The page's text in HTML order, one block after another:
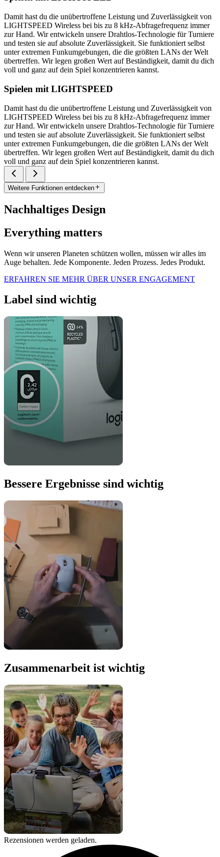
Damit hast du die unübertroffene Leistung und Zuverlässigkeit von
LIGHTSPEED Wireless bei bis zu 8 kHz-Abfragefrequenz immer
zur Hand. Wir entwickeln unsere Drahtlos-Technologie für Turniere
und testen sie auf absolute Zuverlässigkeit. Sie funktioniert selbst
unter extremen Funkumgebungen, die die größten LANs der Welt
übertreffen. Wir legen großen Wert auf Beständigkeit, damit du dich
voll und ganz auf dein Spiel konzentrieren kannst.
Spielen mit LIGHTSPEED
Damit hast du die unübertroffene Leistung und Zuverlässigkeit von
LIGHTSPEED Wireless bei bis zu 8 kHz-Abfragefrequenz immer
zur Hand. Wir entwickeln unsere Drahtlos-Technologie für Turniere
und testen sie auf absolute Zuverlässigkeit. Sie funktioniert selbst
unter extremen Funkumgebungen, die die größten LANs der Welt
übertreffen. Wir legen großen Wert auf Beständigkeit, damit du dich
voll und ganz auf dein Spiel konzentrieren kannst.
Weitere Funktionen entdecken
Nachhaltiges Design
Everything matters
Wenn wir unseren Planeten schützen wollen, müssen wir alles im
Auge behalten. Jede Komponente. Jeden Prozess. Jedes Produkt.
ERFAHREN SIE MEHR ÜBER UNSER ENGAGEMENT
Label sind wichtig
Bessere Ergebnisse sind wichtig
Zusammenarbeit ist wichtig
Rezensionen werden geladen.